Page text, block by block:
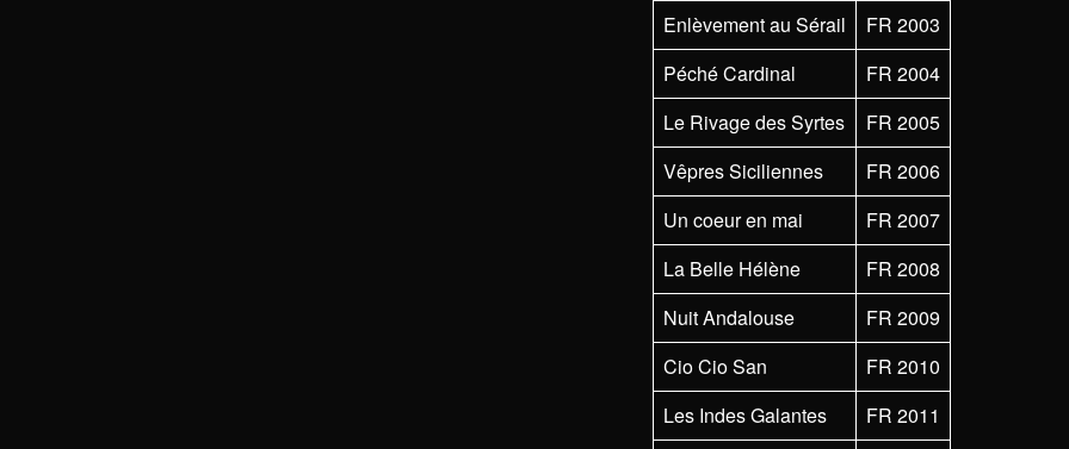
Enlèvement au Sérail
FR 2003
Péché Cardinal
FR 2004
Le Rivage des Syrtes
FR 2005
Vêpres Siciliennes
FR 2006
Un coeur en mai
FR 2007
La Belle Hélène
FR 2008
Nuit Andalouse
FR 2009
Cio Cio San
FR 2010
Les Indes Galantes
FR 2011